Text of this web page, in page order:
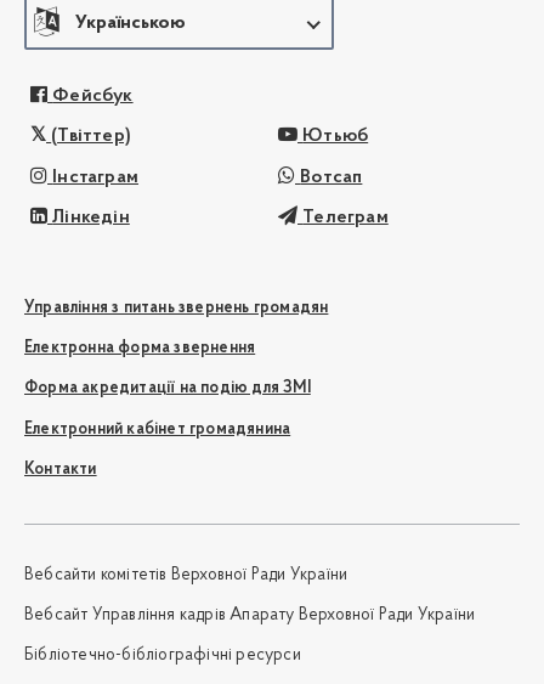
Українською
Фейсбук
(Твіттер) Ютьюб
Інстаграм Вотсап
Лінкедін Телеграм
Управління з питань звернень громадян
Електронна форма звернення
Форма акредитації на подію для ЗМІ
Електронний кабінет громадянина
Контакти
Вебсайти комітетів Верховної Ради України
Вебсайт Управління кадрів Апарату Верховної Ради України
Бібліотечно-бібліографічні ресурси